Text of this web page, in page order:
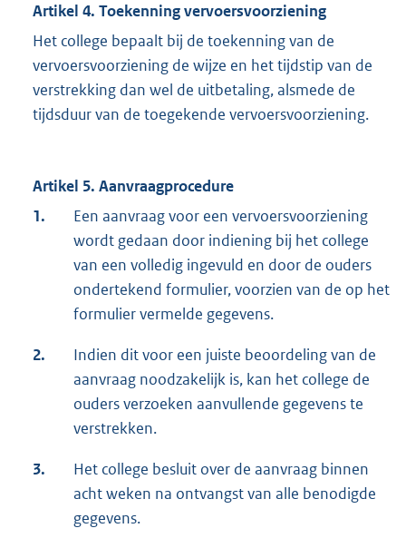
Artikel 4. Toekenning vervoersvoorziening
Het college bepaalt bij de toekenning van de
vervoersvoorziening de wijze en het tijdstip van de
verstrekking dan wel de uitbetaling, alsmede de
tijdsduur van de toegekende vervoersvoorziening.
Artikel 5. Aanvraagprocedure
1.
Een aanvraag voor een vervoersvoorziening
wordt gedaan door indiening bij het college
van een volledig ingevuld en door de ouders
ondertekend formulier, voorzien van de op het
formulier vermelde gegevens.
2.
Indien dit voor een juiste beoordeling van de
aanvraag noodzakelijk is, kan het college de
ouders verzoeken aanvullende gegevens te
verstrekken.
3.
Het college besluit over de aanvraag binnen
acht weken na ontvangst van alle benodigde
gegevens.